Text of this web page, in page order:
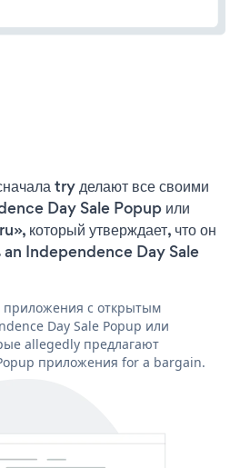
try делают все своими
Day Sale Popup или
который утверждает, что он
an Independence Day Sale
приложения с открытым
Day Sale Popup или
allegedly предлагают
приложения for a bargain.